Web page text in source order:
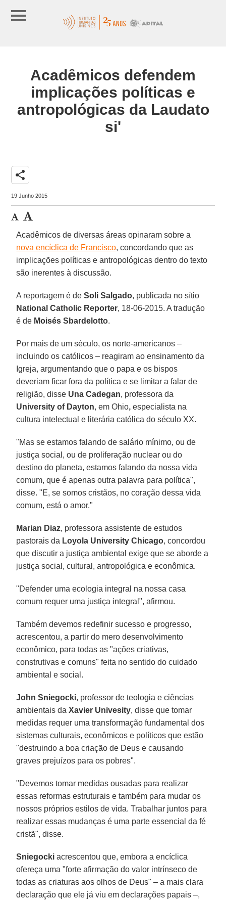
Acadêmicos defendem
implicações políticas e
antropológicas da Laudato
si'
share
19 Junho 2015
Acadêmicos de diversas áreas opinaram sobre a
nova encíclica de Francisco, concordando que as
implicações políticas e antropológicas dentro do texto
são inerentes à discussão.
A reportagem é deSoli Salgado, publicada no sítio
National Catholic Reporter, 18-06-2015. A tradução
é de Moisés Sbardelotto.
Por mais de um século, os norte-americanos –
incluindo os católicos – reagiram ao ensinamento da
Igreja, argumentando que o papa e os bispos
deveriam ficar fora da política e se limitar a falar de
religião, disse Una Cadegan, professora da
University of Dayton, em Ohio, especialista na
cultura intelectual e literária católica do século XX.
"Mas se estamos falando de salário mínimo, ou de
justiça social, ou de proliferação nuclear ou do
destino do planeta, estamos falando da nossa vida
comum, que é apenas outra palavra para política",
disse. "E, se somos cristãos, no coração dessa vida
comum, está o amor."
Marian Diaz, professora assistente de estudos
pastorais da Loyola University Chicago, concordou
que discutir a justiça ambiental exige que se aborde a
justiça social, cultural, antropológica e econômica.
"Defender uma ecologia integral na nossa casa
comum requer uma justiça integral", afirmou.
Também devemos redefinir sucesso e progresso,
acrescentou, a partir do mero desenvolvimento
econômico, para todas as "ações criativas,
construtivas e comuns" feita no sentido do cuidado
ambiental e social.
John Sniegocki, professor de teologia e ciências
ambientais daXavier Univesity, disse que tomar
medidas requer uma transformação fundamental dos
sistemas culturais, econômicos e políticos que estão
"destruindo a boa criação de Deus e causando
graves prejuízos para os pobres".
"Devemos tomar medidas ousadas para realizar
essas reformas estruturais e também para mudar os
nossos próprios estilos de vida. Trabalhar juntos para
realizar essas mudanças é uma parte essencial da fé
cristã", disse.
Sniegocki acrescentou que, embora a encíclica
ofereça uma "forte afirmação do valor intrínseco de
todas as criaturas aos olhos de Deus" – a mais clara
declaração que ele já viu em declarações papais –,